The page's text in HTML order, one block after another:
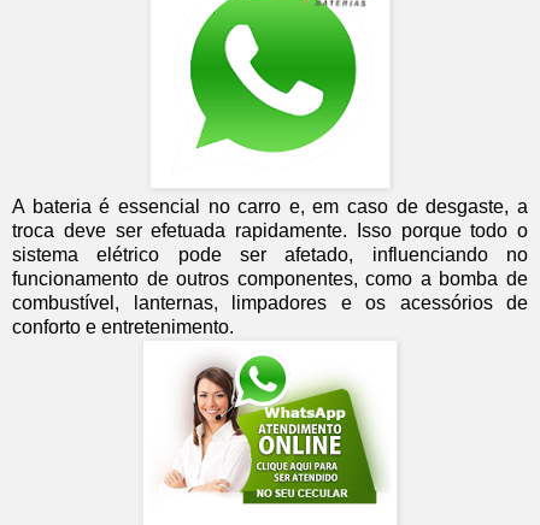
A bateria é essencial no carro e, em caso de desgaste, a
troca deve ser efetuada rapidamente. Isso porque todo o
sistema elétrico pode ser afetado, influenciando no
funcionamento de outros componentes, como a bomba de
combustível, lanternas, limpadores e os acessórios de
conforto e entretenimento.